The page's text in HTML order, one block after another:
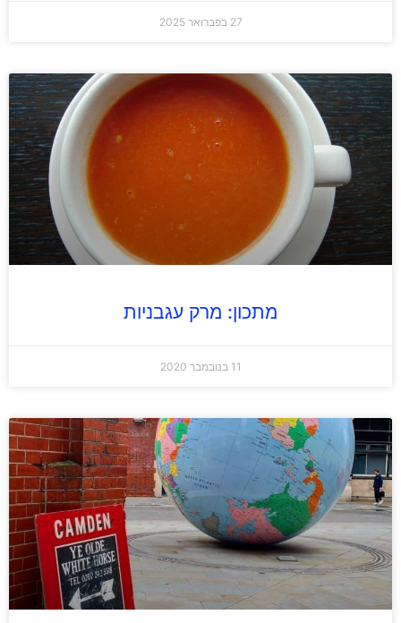
27 בפברואר 2025
מתכון: מרק עגבניות
11 בנובמבר 2020